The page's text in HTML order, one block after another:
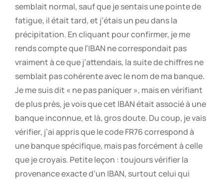
semblait normal, sauf que je sentais une pointe de
fatigue, il était tard, et j’étais un peu dans la
précipitation. En cliquant pour confirmer, je me
rends compte que l’IBAN ne correspondait pas
vraiment à ce que j’attendais, la suite de chiffres ne
semblait pas cohérente avec le nom de ma banque.
Je me suis dit « ne pas paniquer », mais en vérifiant
de plus près, je vois que cet IBAN était associé à une
banque inconnue, et là, gros doute. Du coup, je vais
vérifier, j’ai appris que le code FR76 correspond à
une banque spécifique, mais pas forcément à celle
que je croyais. Petite leçon : toujours vérifier la
provenance exacte d’un IBAN, surtout celui qui